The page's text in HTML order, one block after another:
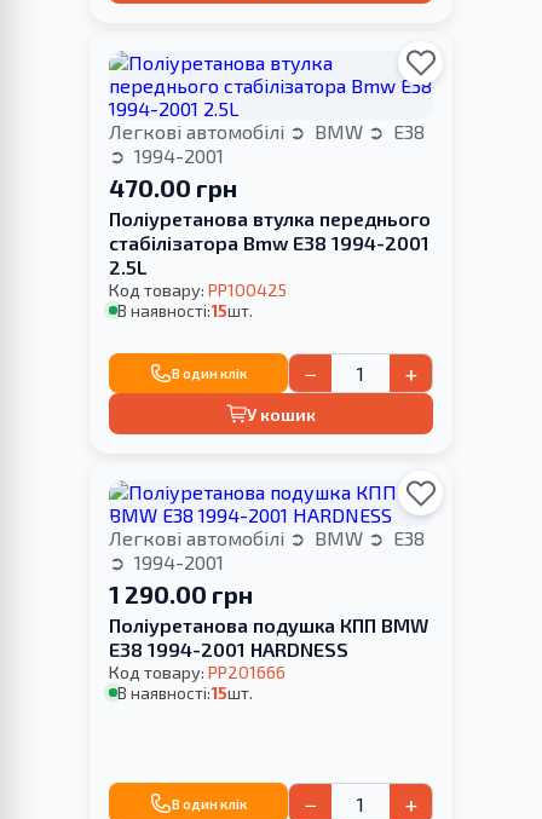
Легкові автомобілі BMW
E38
1994-2001
470.00 грн
Поліуретанова втулка переднього
стабілізатора Bmw E38 1994-2001
2.5L
Код товару: PP100425
В наявності:15шт.
В один клік − +
У кошик
Легкові автомобілі BMW
E38
1994-2001
1 290.00 грн
Поліуретанова подушка КПП BMW
E38 1994-2001 HARDNESS
Код товару: PP201666
В наявності:15шт.
В один клік − +